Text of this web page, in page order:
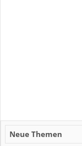
Neue Themen